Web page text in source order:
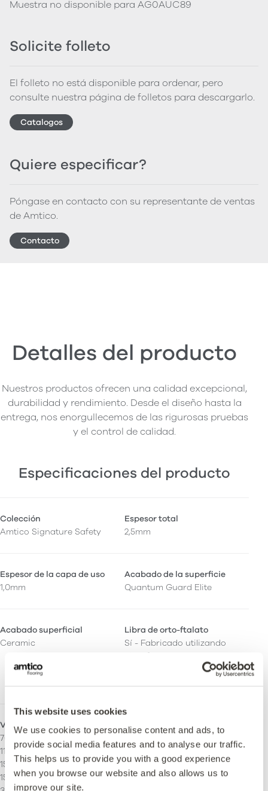
This website uses cookies
We use cookies to personalise content and ads, to
provide social media features and to analyse our traffic.
This helps us to provide you with a good experience
when you browse our website and also allows us to
improve our site.
Muestra no disponible para AG0AUC89
Solicite folleto
El folleto no está disponible para ordenar, pero
consulte nuestra página de folletos para descargarlo.
Catalogos
Quiere especificar?
Póngase en contacto con su representante de ventas
de Amtico.
Contacto
Detalles del producto
Nuestros productos ofrecen una calidad excepcional,
durabilidad y rendimiento. Desde el diseño hasta la
entrega, nos enorgullecemos de las rigurosas pruebas
y el control de calidad.
Especificaciones del producto
Colección
Amtico Signature Safety
Espesor total
2,5mm
Espesor de la capa de uso
1,0mm
Acabado de la superficie
Quantum Guard Elite
Acabado superficial
Ceramic
Libra de orto-ftalato
Sí - Fabricado utilizando
plastificantes sin
ortoftalatos y de origen
Veta continua
76,2 x 914,4 mm
114.3 x 914.4 mm
152.4 x 914.4 mm
152.4 x 457.2 mm
Tiras
Puede ser instalado con
stripping.